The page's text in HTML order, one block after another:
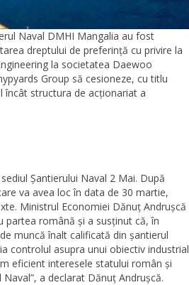
Naval DMHI Mangalia au fost
dreptului de preferință cu privire la
la societatea Daewoo
Group să cesioneze, cu titlu
încât structura de acționariat a
Șantierului Naval 2 Mai. După
va avea loc în data de 30 martie,
Ministrul Economiei Dănuț Andrușcă
partea română și a susținut că, în
muncă înalt calificată din șantierul
controlul asupra unui obiectiv industrial
eficient interesele statului român și
a declarat Dănuț Andrușcă.